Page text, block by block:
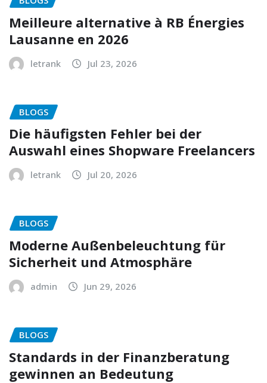
Meilleure alternative à RB Énergies
Lausanne en 2026
letrank Jul 23, 2026
BLOGS
Die häufigsten Fehler bei der
Auswahl eines Shopware Freelancers
letrank Jul 20, 2026
BLOGS
Moderne Außenbeleuchtung für
Sicherheit und Atmosphäre
admin Jun 29, 2026
BLOGS
Standards in der Finanzberatung
gewinnen an Bedeutung